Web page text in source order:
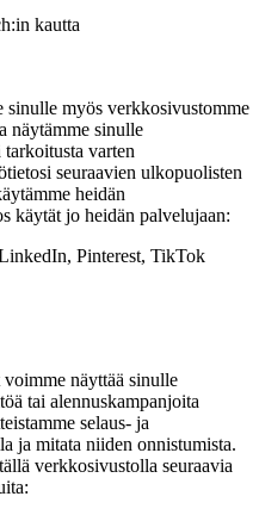
kautta
sinulle myös verkkosivustomme
näytämme sinulle
varten
seuraavien ulkopuolisten
heidän
käytät jo heidän palvelujaan:
Pinterest, TikTok
näyttää sinulle
tai alennuskampanjoita
selaus- ja
ja mitata niiden onnistumista.
verkkosivustolla seuraavia